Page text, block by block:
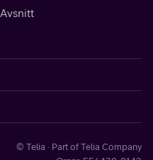
© Telia · Part of Telia Company